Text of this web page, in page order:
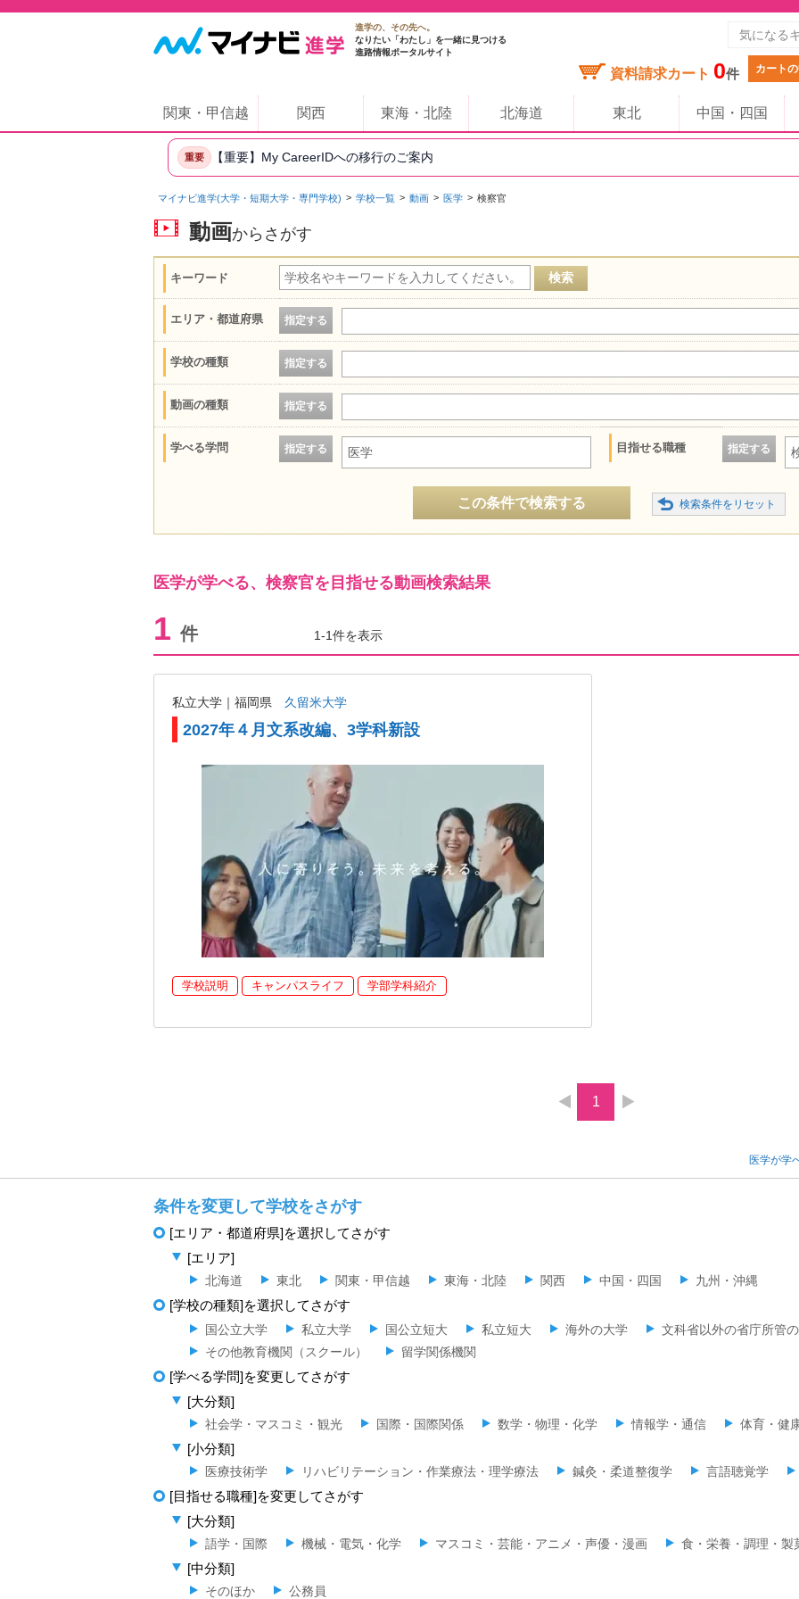
進学の、その先へ。
なりたい「わたし」を一緒に見つける
進路情報ポータルサイト
資料請求カート 0件 カート
関東・甲信越 関西 東海・北陸 北海道 東北 中国・四国
重要 【重要】My CareerIDへの移行のご案内
マイナビ進学(大学・短期大学・専門学校) 学校一覧 動画 医学 検察官
動画からさがす
キーワード
エリア・都道府県 指定する
学校の種類 指定する
動画の種類 指定する
学べる学問 指定する 医学 目指せる職種 指定する
この条件で検索する
医学が学べる、検察官を目指せる動画検索結果
1 件 1-1件を表示
私立大学｜福岡県 久留米大学
2027年４月文系改編、3学科新設
学校説明 キャンパスライフ 学部学科紹介
1
医学が学
条件を変更して学校をさがす
[エリア・都道府県]を選択してさがす
[エリア]
北海道 東北 関東・甲信越 東海・北陸 関西 中国・四国 九州・沖縄
[学校の種類]を選択してさがす
国公立大学 私立大学 国公立短大 私立短大 海外の大学 文科省以外の省庁所管
その他教育機関（スクール）
留学関係機関
[学べる学問]を変更してさがす
[大分類]
社会学・マスコミ・観光 国際・国際関係 数学・物理・化学 情報学・通信 体育・健
[小分類]
医療技術学 リハビリテーション・作業療法・理学療法 鍼灸・柔道整復学 言語聴覚学
[目指せる職種]を変更してさがす
[大分類]
語学・国際 機械・電気・化学 マスコミ・芸能・アニメ・声優・漫画 食・栄養・調理・製
[中分類]
そのほか 公務員